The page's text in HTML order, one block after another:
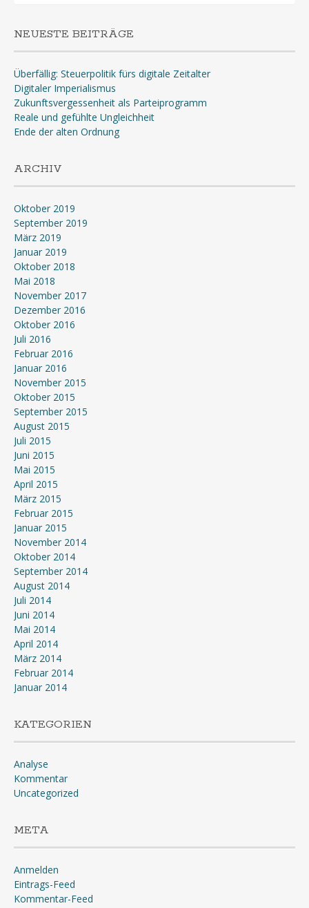
NEUESTE BEITRÄGE
Überfällig: Steuerpolitik fürs digitale Zeitalter
Digitaler Imperialismus
Zukunftsvergessenheit als Parteiprogramm
Reale und gefühlte Ungleichheit
Ende der alten Ordnung
ARCHIV
Oktober 2019
September 2019
März 2019
Januar 2019
Oktober 2018
Mai 2018
November 2017
Dezember 2016
Oktober 2016
Juli 2016
Februar 2016
Januar 2016
November 2015
Oktober 2015
September 2015
August 2015
Juli 2015
Juni 2015
Mai 2015
April 2015
März 2015
Februar 2015
Januar 2015
November 2014
Oktober 2014
September 2014
August 2014
Juli 2014
Juni 2014
Mai 2014
April 2014
März 2014
Februar 2014
Januar 2014
KATEGORIEN
Analyse
Kommentar
Uncategorized
META
Anmelden
Eintrags-Feed
Kommentar-Feed